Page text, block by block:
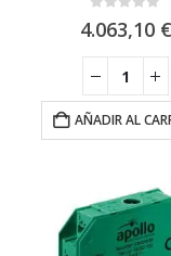
4.063,10 €
AÑADIR AL